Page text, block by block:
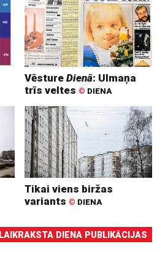
VēstureDienā: Ulmaņa
trīs veltes © DIENA
Tikai viens biržas
variants © DIENA
LAIKRAKSTA DIENA PUBLIKĀCIJAS